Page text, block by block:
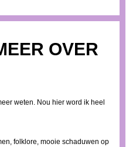
OVER
weten. Nou hier word ik heel
folklore, mooie schaduwen op